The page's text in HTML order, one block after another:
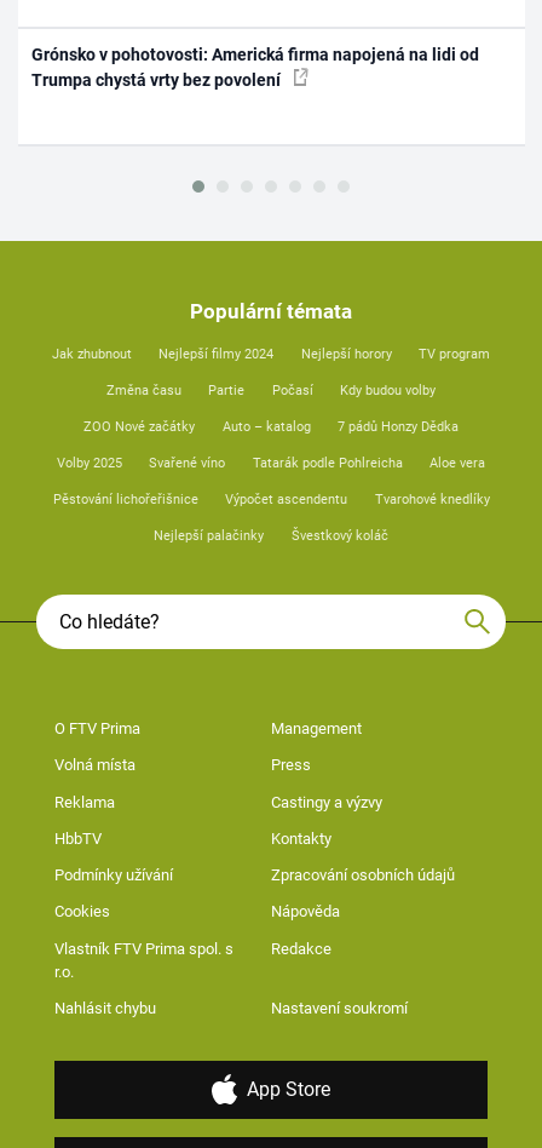
Grónsko v pohotovosti: Americká firma napojená na lidi od
Trumpa chystá vrty bez povolení
Populární témata
Jak zhubnout Nejlepší filmy 2024 Nejlepší horory TV program
Změna času Partie Počasí Kdy budou volby
ZOO Nové začátky Auto – katalog 7 pádů Honzy Dědka
Volby 2025 Svařené víno Tatarák podle Pohlreicha Aloe vera
Pěstování lichořeřišnice Výpočet ascendentu Tvarohové knedlíky
Nejlepší palačinky Švestkový koláč
O FTV Prima Management
Volná místa Press
Reklama Castingy a výzvy
HbbTV Kontakty
Podmínky užívání Zpracování osobních údajů
Cookies Nápověda
Vlastník FTV Prima spol. s
r.o.
Redakce
Nahlásit chybu Nastavení soukromí
App Store